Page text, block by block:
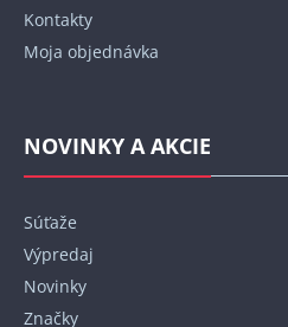
Kontakty
Moja objednávka
NOVINKY A AKCIE
Súťaže
Výpredaj
Novinky
Značky